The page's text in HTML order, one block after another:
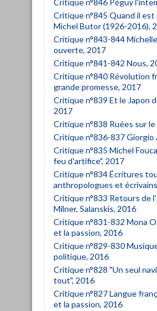
Critique n°845 Quand il
Michel Butor (1926-2016),
Critique n°843-844
ouverte, 2017
Critique n°841-842 Nous,
Critique n°840 Révolution
grande promesse, 2017
Critique n°839 Et le Japon
2017
Critique n°838 Ruées sur
Critique n°836-837 Giorgio
Critique n°835 Michel
feu d'artifice", 2017
Critique n°834 Écritures
anthropologues et
Critique n°833 Retours de
Milner, Salanskis, 2016
Critique n°831-832 Mona
et la passion, 2016
Critique n°829-830
politique, 2016
Critique n°828 "Un seul
tout", 2016
Critique n°827 Langue
et la passion, 2016